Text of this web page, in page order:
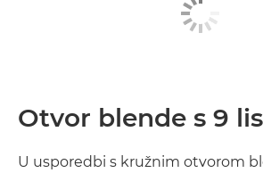
Otvor blende s 9
U usporedbi s kružnim otvorom